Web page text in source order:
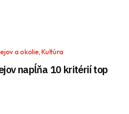
a okolie,Kultúra
napĺňa 10 kritérií top